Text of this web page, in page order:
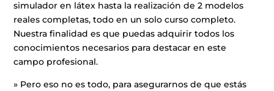
simulador en látex hasta la realización de 2 modelos
reales completas, todo en un solo curso completo.
Nuestra finalidad es que puedas adquirir todos los
conocimientos necesarios para destacar en este
campo profesional.
» Pero eso no es todo, para asegurarnos de que estás